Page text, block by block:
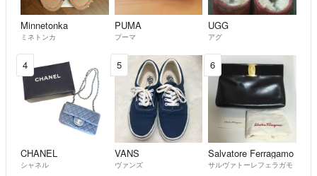
Minnetonka
ミネトンカ
PUMA
プーマ
UGG
アグ
4
CHANEL
シャネル
5
VANS
ヴァンズ
6
Salvatore Ferragamo
サルヴァトーレフェラガモ